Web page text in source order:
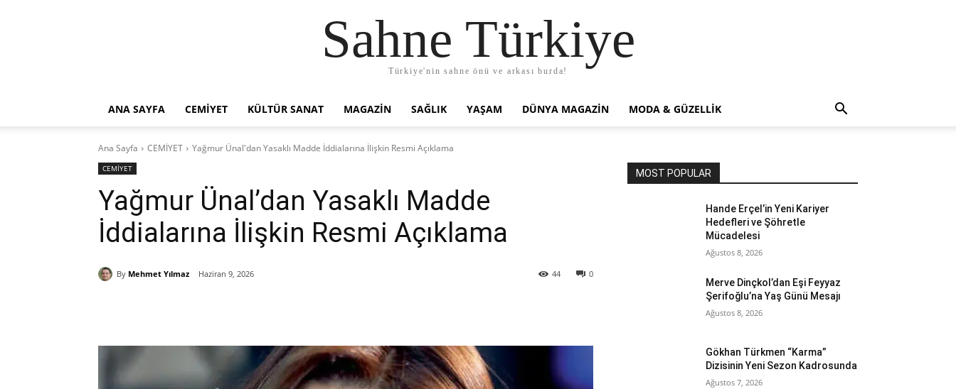
Sahne Türkiye
Türkiye'nin sahne önü ve arkası burda!
ANA SAYFA CEMİYET KÜLTÜR SANAT MAGAZIN SAĞLIK YAŞAM DÜNYA MAGAZİN MODA & GÜZELLİK
Ana Sayfa CEMİYET Yağmur Ünal'dan Yasaklı Madde İddialarına İlişkin Resmi Açıklama
CEMİYET
Yağmur Ünal’dan Yasaklı Madde
İddialarına İlişkin Resmi Açıklama
By Mehmet Yılmaz Haziran 9, 2026 0
44
MOST POPULAR
Hande Erçel’in Yeni Kariyer
Hedefleri ve Şöhretle
Mücadelesi
Ağustos 8, 2026
Merve Dinçkol’dan Eşi Feyyaz
Şerifoğlu’na Yaş Günü Mesajı
Ağustos 8, 2026
Gökhan Türkmen “Karma”
Dizisinin Yeni Sezon Kadrosunda
Ağustos 7, 2026